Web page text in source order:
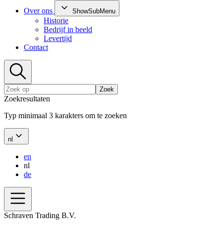
Over ons
ShowSubMenu
Historie
Bedrijf in beeld
Levertijd
Contact
Zoek
Zoekresultaten
Typ minimaal 3 karakters om te zoeken
nl
en
nl
de
Schraven Trading B.V.